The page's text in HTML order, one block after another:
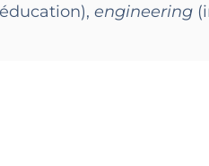
, engineering